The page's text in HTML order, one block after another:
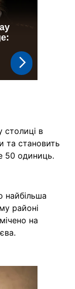
столиці в
та становить
50 одиниць.
найбільша
районі
на